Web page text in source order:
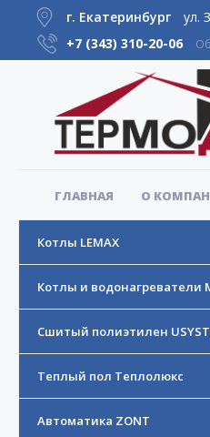
г. Екатеринбург
ул.
+7 (343) 310-20-06
ГЛАВНАЯ О
Котлы LEMAX
Котлы и водонагреватели
Сшитый полиэтилен
Теплый пол Теплолюкс
Автоматика ZONT